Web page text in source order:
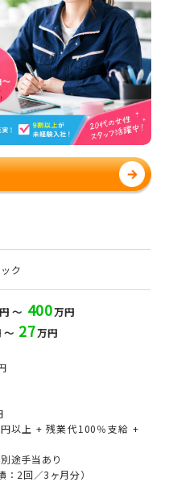
ク
～ 400万円
～ 27万円
以上 + 残業代100％支給 +
途手当あり
：2回／3ヶ月分）